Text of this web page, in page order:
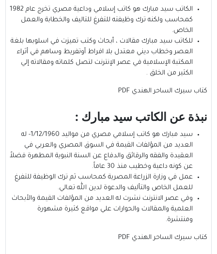
الكاتب سيد مبارك
هو كاتب إسلامي وداعية مصري تخرج عام 1982
كمحاسب ولكنه ترك وظيفته للتفرغ للتاليف والخطابة والعمل
الخاص.
للكاتب سيد مبارك مقالات ، أبحاث وكتب تميزت في اسلوبها بلغة
العصر وخطاب ديني معتدل بلا افراط أوتفريط وساهم في أثراء
المكتبة الإسلامية في عصر الإنترنت لتصل كلماته ومقالاته إلي
الكثير من الخلق .
كتاب سيرك الساحر الهندي PDF
نبذة عن الكاتب سيد مبارك :
سيد مبارك هو كاتب إسلامي مصري من مواليد 1/12/1960- له
العديد من المؤلفات القيمة في السوق المصري والعربي في
العقيدة والفقه والرقائق والدفاع عن السنة النبوية المطهرة فضلاً
عن كونه داعية وخطيب منذ 30 عاماً.
عمل في وزارة الزراعة المصرية كمحاسب ثم ترك الوظيفة للتفرغ
للعمل الخاص والتأليف والدعوة لدين الله تعالي.
وفي عصر الانترنت نشرت له العديد من المؤلفات القيمة والأبحاث
العلمية والمقالات والحوارات علي مواقع كثيرة مشهورة
ومنتشرة.
كتاب سيرك الساحر الهندي PDF